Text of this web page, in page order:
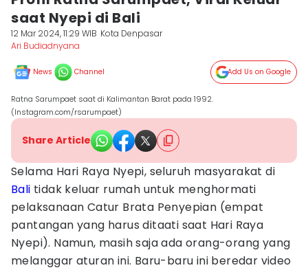
saat Nyepi di Bali
12 Mar 2024, 11:29 WIB Kota Denpasar
Ari Budiadnyana
News Channel Add Us on Google
Ratna Sarumpaet saat di Kalimantan Barat pada 1992.
(Instagram.com/rsarumpaet)
Share Article
Selama Hari Raya Nyepi, seluruh masyarakat di
Bali tidak keluar rumah untuk menghormati
pelaksanaan Catur Brata Penyepian (empat
pantangan yang harus ditaati saat Hari Raya
Nyepi). Namun, masih saja ada orang-orang yang
melanggar aturan ini. Baru-baru ini beredar video